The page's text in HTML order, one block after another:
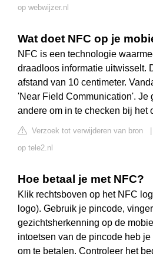
op webwijzer.nl
Wat doet NFC op je
NFC is een technologie
draadloos informatie uitwisselt.
afstand van 10 centimeter.
'Near Field Communication'. Je
andere om in te checken bij het
Verzoek tot verwijderen van bron
op tele2.nl
Hoe betaal je met NFC?
Klik rechtsboven op het NFC
logo). Gebruik je pincode,
gezichtsherkenning op de
intoetsen van de pincode heb
om te betalen. Controleer het